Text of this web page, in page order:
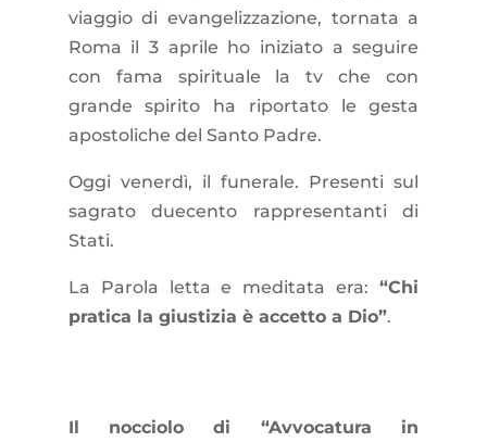
viaggio di evangelizzazione, tornata a
Roma il 3 aprile ho iniziato a seguire
con fama spirituale la tv che con
grande spirito ha riportato le gesta
apostoliche del Santo Padre.
Oggi venerdì, il funerale. Presenti sul
sagrato duecento rappresentanti di
Stati.
La Parola letta e meditata era:“Chi
pratica la giustizia è accetto a Dio”.
Il nocciolo di “Avvocatura in